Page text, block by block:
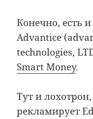
Конечно, есть
Advantice
technologies,
Smart Money.
Тут и
рекламирует